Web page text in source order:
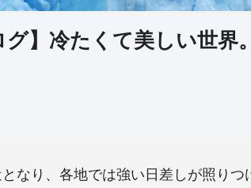
グ】冷たくて美しい世
なり、各地では強い日差しが照り